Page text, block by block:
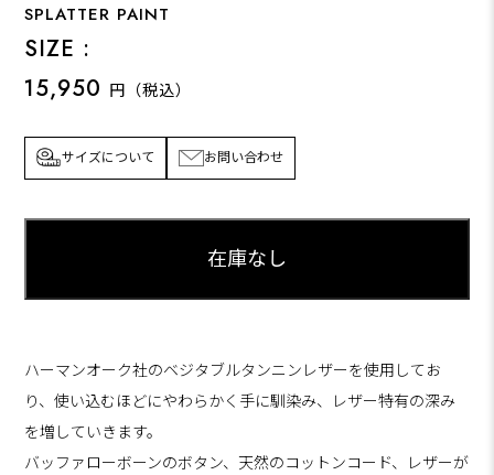
SPLATTER PAINT
SIZE :
15,950 円（税込）
サイズについて お問い合わせ
ハーマンオーク社のベジタブルタンニンレザーを使用してお
り、使い込むほどにやわらかく手に馴染み、レザー特有の深み
を増していきます。
バッファローボーンのボタン、天然のコットンコード、レザーが